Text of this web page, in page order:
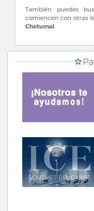
También puedes
comiencen con otras
Chetumal.